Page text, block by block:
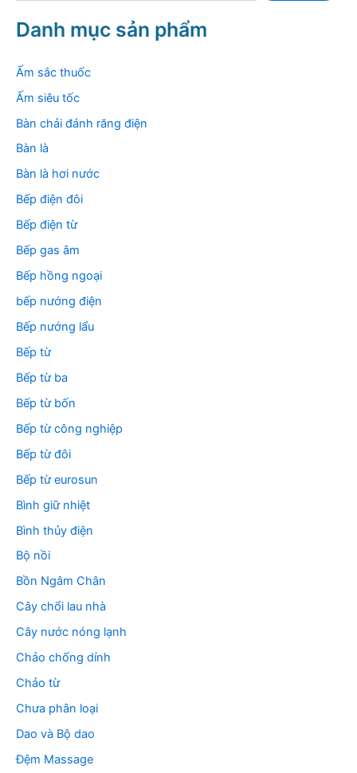
k
i
m
Danh mục sản phẩm
Ấm sắc thuốc
Ấm siêu tốc
Bàn chải đánh răng điện
Bàn là
Bàn là hơi nước
Bếp điện đôi
Bếp điện từ
Bếp gas âm
Bếp hồng ngoại
bếp nướng điện
Bếp nướng lẩu
Bếp từ
Bếp từ ba
Bếp từ bốn
Bếp từ công nghiệp
Bếp từ đôi
Bếp từ eurosun
Bình giữ nhiệt
Bình thủy điện
Bộ nồi
Bồn Ngâm Chân
Cây chổi lau nhà
Cây nước nóng lạnh
Chảo chống dính
Chảo từ
Chưa phân loại
Dao và Bộ dao
Đệm Massage